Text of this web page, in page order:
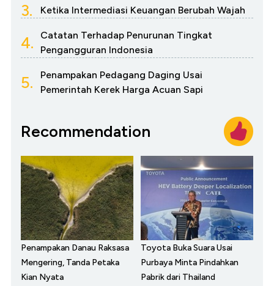
3. Ketika Intermediasi Keuangan Berubah Wajah
4.
Catatan Terhadap Penurunan Tingkat
Pengangguran Indonesia
5.
Penampakan Pedagang Daging Usai
Pemerintah Kerek Harga Acuan Sapi
Recommendation
Penampakan Danau Raksasa
Mengering, Tanda Petaka
Kian Nyata
Toyota Buka Suara Usai
Purbaya Minta Pindahkan
Pabrik dari Thailand